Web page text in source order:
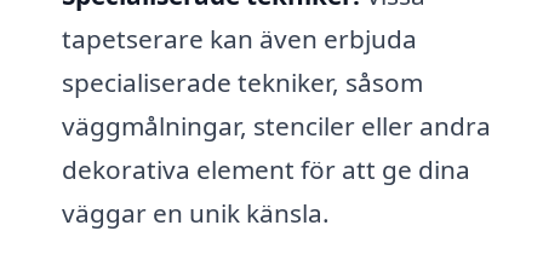
tapetserare kan även erbjuda
specialiserade tekniker, såsom
väggmålningar, stenciler eller andra
dekorativa element för att ge dina
väggar en unik känsla.